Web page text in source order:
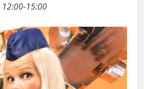
12:00-15:00